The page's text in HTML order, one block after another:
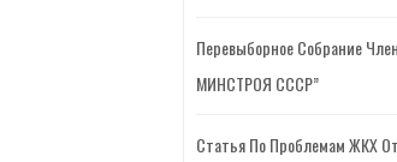
Перевыборное Собрание
МИНСТРОЯ СССР”
Статья По Проблемам ЖКХ